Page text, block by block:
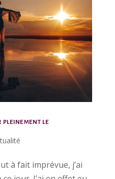
pleinement le
à fait imprévue, j’ai